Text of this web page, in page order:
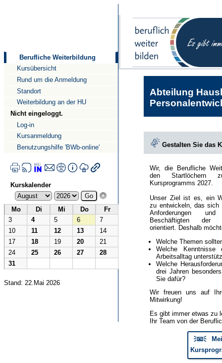
Berufliche Weiterbildung
Kursübersicht
Rund um die Anmeldung
Standort
Weiterbildung an der HU
Nicht eingeloggt.
Log-in
Kursanmeldung
Benutzungshilfe 'BWb-online'
Kurskalender
Mo Di Mi Do
Fr
3
4 5 6
7
10
11 12 13
14
17
18 19 20
21
24
25 26 27
28
31
Stand: 22.Mai 2026
Abteilung
Gestalten Sie das
Wir, die Berufliche
den Startlöchern
Kursprogramms 2027.
Unser Ziel ist es, ein
zu entwickeln, das sich
Anforderungen
Beschäftigten der
orientiert. Deshalb
Welche Themen
Welche
Arbeitsalltag
Welche
drei Jahren
Sie dafür?
Wir freuen uns auf
Mitwirkung!
Es gibt immer etwas zu
Ihr Team von der
🗦📧🗧